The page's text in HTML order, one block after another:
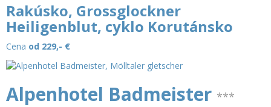
Rakúsko, Grossglockner
Heiligenblut, cyklo Korutánsko
Cena od 229,- €
Alpenhotel Badmeister ***